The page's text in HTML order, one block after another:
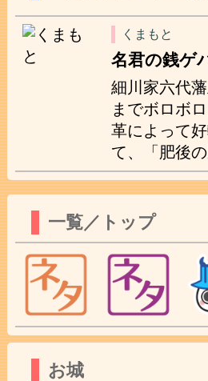
くまもと
名君の銭ゲ
細川家六代
までボロボ
革によって
て、「肥後
一覧／トップ
お城